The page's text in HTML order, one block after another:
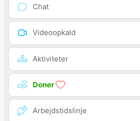
Chat
Videoopkald
Aktiviteter
Doner
Arbejdstidslinje